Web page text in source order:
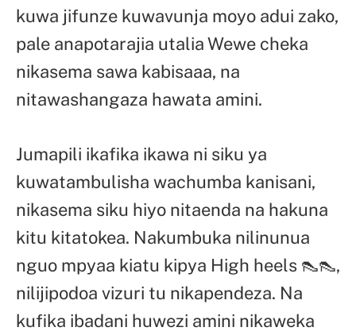
kuwa jifunze kuwavunja moyo adui zako,
pale anapotarajia utalia Wewe cheka
nikasema sawa kabisaaa, na
nitawashangaza hawata amini.
Jumapili ikafika ikawa ni siku ya
kuwatambulisha wachumba kanisani,
nikasema siku hiyo nitaenda na hakuna
kitu kitatokea. Nakumbuka nilinunua
nguo mpyaa kiatu kipya High heels 👠👠,
nilijipodoa vizuri tu nikapendeza. Na
kufika ibadani huwezi amini nikaweka